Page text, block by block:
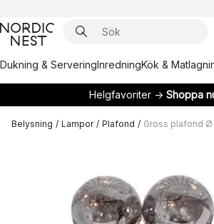
Dukning & ServeringInredningKök &
Helgfavoriter → Shoppa
Belysning / Lampor / Plafond / Gross plafond Ø